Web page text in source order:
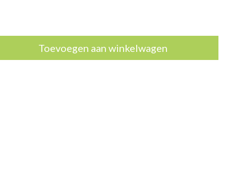
Toevoegen aan winkelwagen